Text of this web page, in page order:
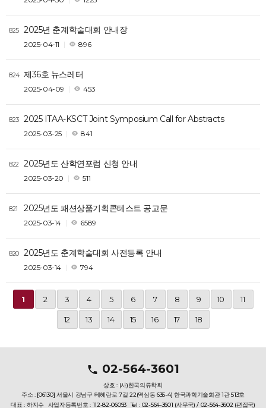
825 2025년 춘계학술대회 안내장
2025-04-11 896
824 제36호 뉴스레터
2025-04-09 453
823 2025 ITAA-KSCT Joint Symposium Call for Abstracts
2025-03-25 841
822 2025년도 산학연포럼 신청 안내
2025-03-20 511
821 2025년도 패션상품기획콘테스트 공고문
2025-03-14 6589
820 2025년도 춘계학술대회 사전등록 안내
2025-03-14 794
1 2 3 4 5 6 7 8 9 10 11
12 13 14 15 16 17 18
02-564-3601
상호 : (사)한국의류학회
주소 : [06130] 서울시 강남구 테헤란로 7길 22(역삼동 635-4) 한국과학기술회관 1관 513호
대표 : 하지수 사업자등록번호 : 112-82-06093 Tel : 02-564-3601 (사무국) / 02-564-3602 (편집국)